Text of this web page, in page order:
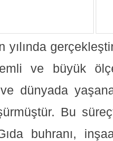
yılında
ve büyük
dünyada
Bu
buhranı,